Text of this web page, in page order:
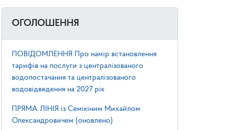
ОГОЛОШЕННЯ
ПОВІДОМЛЕННЯ Про намір встановлення
тарифів на послуги з централізованого
водопостачання та централізованого
водовідведення на 2027 рік
ПРЯМА ЛІНІЯ із Семікіним Михайлом
Олександровичем (оновлено)